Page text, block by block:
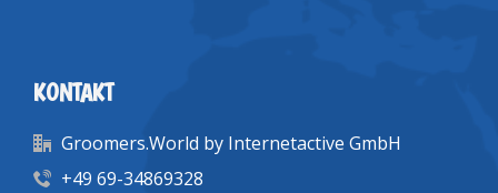
KONTAKT
Groomers.World by Internetactive GmbH
+49 69-34869328